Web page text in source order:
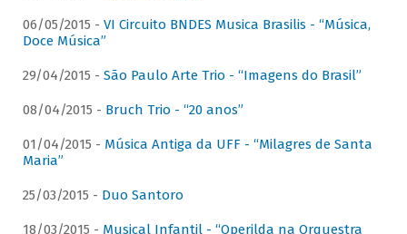
06/05/2015 - VI Circuito BNDES Musica Brasilis - “Música,
Doce Música”
29/04/2015 - São Paulo Arte Trio - “Imagens do Brasil”
08/04/2015 - Bruch Trio - “20 anos”
01/04/2015 - Música Antiga da UFF - “Milagres de Santa
Maria”
25/03/2015 - Duo Santoro
18/03/2015 - Musical Infantil - “Operilda na Orquestra